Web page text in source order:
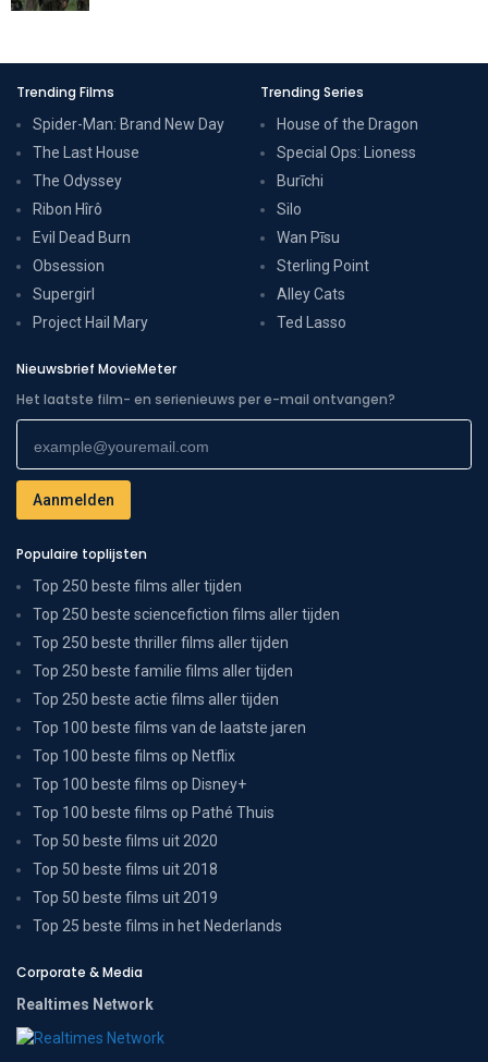
Trending Films
Spider-Man: Brand New Day
The Last House
The Odyssey
Ribon Hîrô
Evil Dead Burn
Obsession
Supergirl
Project Hail Mary
Trending Series
House of the Dragon
Special Ops: Lioness
Burīchi
Silo
Wan Pīsu
Sterling Point
Alley Cats
Ted Lasso
Nieuwsbrief MovieMeter
Het laatste film- en serienieuws per e-mail ontvangen?
Populaire toplijsten
Top 250 beste films aller tijden
Top 250 beste sciencefiction films aller tijden
Top 250 beste thriller films aller tijden
Top 250 beste familie films aller tijden
Top 250 beste actie films aller tijden
Top 100 beste films van de laatste jaren
Top 100 beste films op Netflix
Top 100 beste films op Disney+
Top 100 beste films op Pathé Thuis
Top 50 beste films uit 2020
Top 50 beste films uit 2018
Top 50 beste films uit 2019
Top 25 beste films in het Nederlands
Corporate & Media
Realtimes Network